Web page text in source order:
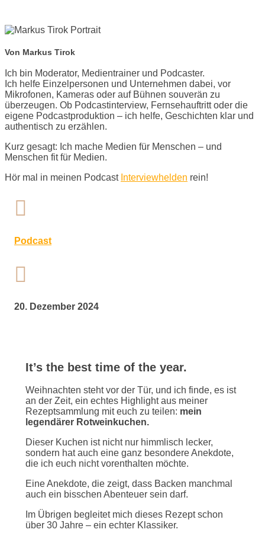
Von Markus Tirok
Ich bin Moderator, Medientrainer und Podcaster.
Ich helfe Einzelpersonen und Unternehmen dabei, vor
Mikrofonen, Kameras oder auf Bühnen souverän zu
überzeugen. Ob Podcastinterview, Fernsehauftritt oder die
eigene Podcastproduktion – ich helfe, Geschichten klar und
authentisch zu erzählen.
Kurz gesagt: Ich mache Medien für Menschen – und
Menschen fit für Medien.
Hör mal in meinen Podcast Interviewhelden rein!

Podcast

20. Dezember 2024
It’s the best time of the year.
Weihnachten steht vor der Tür, und ich finde, es ist
an der Zeit, ein echtes Highlight aus meiner
Rezeptsammlung mit euch zu teilen: mein
legendärer Rotweinkuchen.
Dieser Kuchen ist nicht nur himmlisch lecker,
sondern hat auch eine ganz besondere Anekdote,
die ich euch nicht vorenthalten möchte.
Eine Anekdote, die zeigt, dass Backen manchmal
auch ein bisschen Abenteuer sein darf.
Im Übrigen begleitet mich dieses Rezept schon
über 30 Jahre – ein echter Klassiker.